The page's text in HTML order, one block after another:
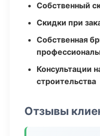
Собственный
Скидки при
Собственная
Консультации
строительства
Отзывы